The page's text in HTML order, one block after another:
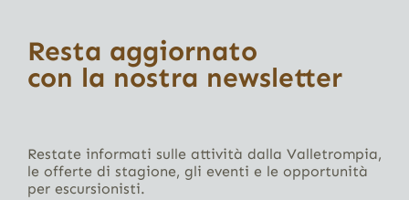
Resta aggiornato
con la nostra newsletter
Restate informati sulle attività dalla Valletrompia,
le offerte di stagione, gli eventi e le opportunità
per escursionisti.